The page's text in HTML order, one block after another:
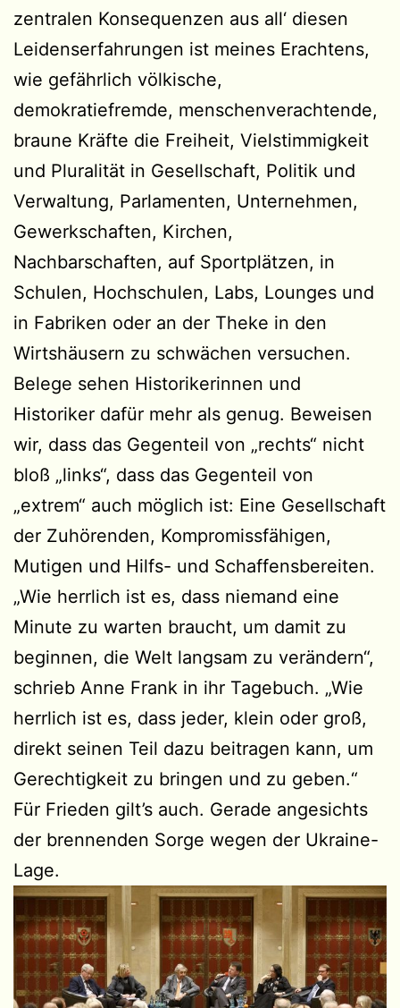
zentralen Konsequenzen aus all‘ diesen
Leidenserfahrungen ist meines Erachtens,
wie gefährlich völkische,
demokratiefremde, menschenverachtende,
braune Kräfte die Freiheit, Vielstimmigkeit
und Pluralität in Gesellschaft, Politik und
Verwaltung, Parlamenten, Unternehmen,
Gewerkschaften, Kirchen,
Nachbarschaften, auf Sportplätzen, in
Schulen, Hochschulen, Labs, Lounges und
in Fabriken oder an der Theke in den
Wirtshäusern zu schwächen versuchen.
Belege sehen Historikerinnen und
Historiker dafür mehr als genug. Beweisen
wir, dass das Gegenteil von „rechts“ nicht
bloß „links“, dass das Gegenteil von
„extrem“ auch möglich ist: Eine Gesellschaft
der Zuhörenden, Kompromissfähigen,
Mutigen und Hilfs- und Schaffensbereiten.
„Wie herrlich ist es, dass niemand eine
Minute zu warten braucht, um damit zu
beginnen, die Welt langsam zu verändern“,
schrieb Anne Frank in ihr Tagebuch. „Wie
herrlich ist es, dass jeder, klein oder groß,
direkt seinen Teil dazu beitragen kann, um
Gerechtigkeit zu bringen und zu geben.“
Für Frieden gilt’s auch. Gerade angesichts
der brennenden Sorge wegen der Ukraine-
Lage.